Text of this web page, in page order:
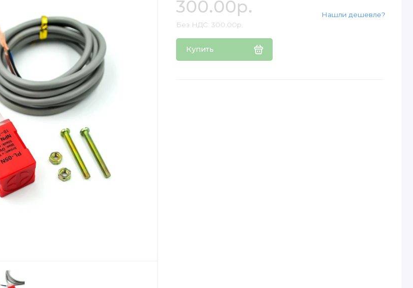
300.00р.
Без НДС: 300.00р.
Купить
Нашли дешевле?